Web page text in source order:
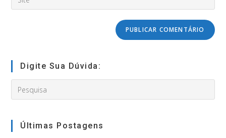
para
to
(opcional)
Digite Sua Dúvida:
this
Últimas Postagens